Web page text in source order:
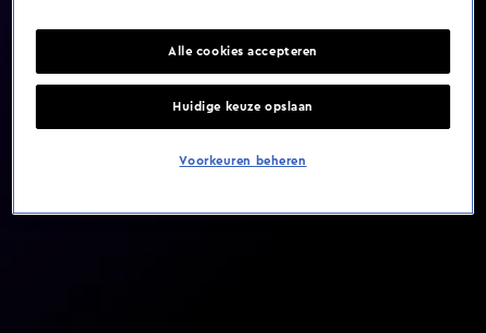
Alle cookies accepteren
Huidige keuze opslaan
Voorkeuren beheren